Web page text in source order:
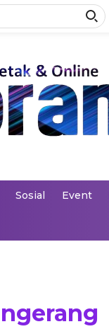
Sosial Event